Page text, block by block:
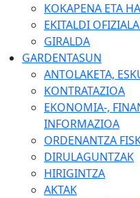
KOKAPENA ETA
EKITALDI
GIRALDA
GARDENTASUN
ANTOLAKETA,
KONTRATAZIOA
EKONOMIA-,
INFORMAZIOA
ORDENANTZA
DIRULAGUNTZAK
HIRIGINTZA
AKTAK